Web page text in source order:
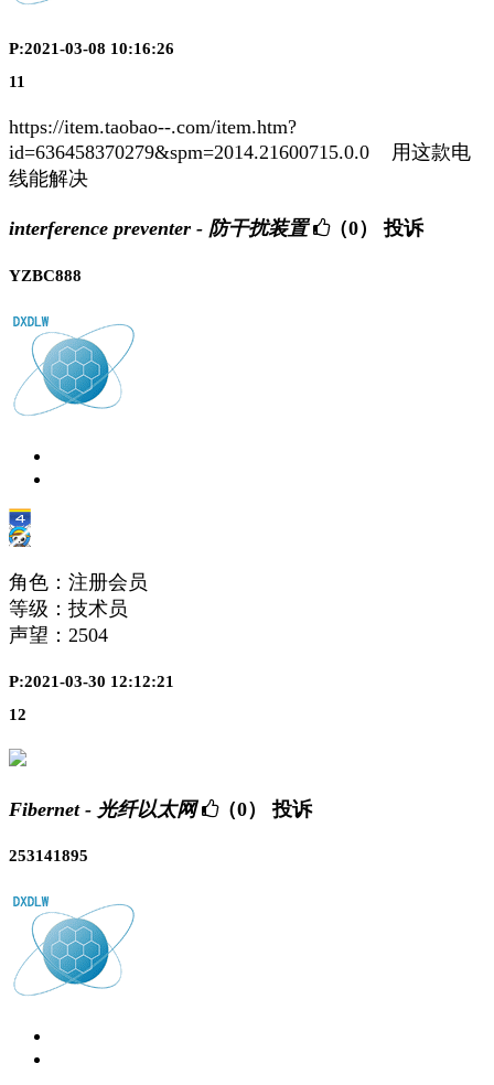
P:2021-03-08 10:16:26
11
https://item.taobao--.com/item.htm?
id=636458370279&spm=2014.21600715.0.0 用这款电
线能解决
interference preventer - 防干扰装置 （0） 投诉
YZBC888
角色：注册会员
等级：技术员
声望： 2504
P:2021-03-30 12:12:21
12
Fibernet - 光纤以太网 （0） 投诉
253141895